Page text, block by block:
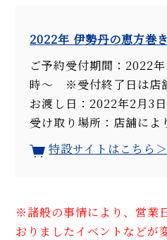
2022年 伊勢丹の恵方巻き
ご予約受付期間：2022
時〜 ※受付終了日は店
お渡し日：2022年2月3日
受け取り場所：店舗によ
特設サイトはこちら
※諸般の事情により、営業
おりましたイベントなどが